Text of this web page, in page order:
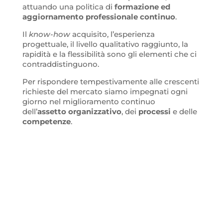
attuando una politica di formazione ed
aggiornamento professionale continuo.
Il know-howacquisito, l’esperienza
progettuale, il livello qualitativo raggiunto, la
rapidità e la flessibilità sono gli elementi che ci
contraddistinguono.
Per rispondere tempestivamente alle crescenti
richieste del mercato siamo impegnati ogni
giorno nel miglioramento continuo
dell’assetto organizzativo, dei processi e delle
competenze.